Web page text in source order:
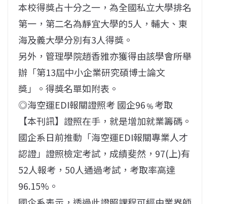
本校得獎占十分之一，為全國私立大學排名
第一，第二名為靜宜大學的5人，輔大、東
海及義大學分別有3人得獎。
另外，管理學院趙香雅亦獲得由該學會所舉
辦「第13屆中小企業研究碩博士論文
獎」。得獎名單如附表。
◎海空運EDI報關證照考 國企96﹪考取
【本刊訊】證照在手，就是增加就業籌碼。
國企系日前推動「海空運EDI報關專業人才
認證」證照檢定考試，成績斐然，97(上)有
52人報考，50人通過考試，考取率高達
96.15%。